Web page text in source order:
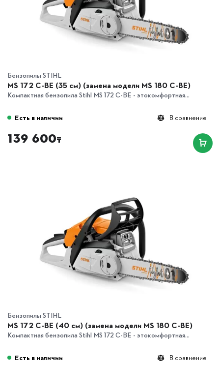
Бензопилы STIHL
MS 172 C-BE (35 см) (замена модели MS 180 C-BE)
Компактная бензопила Stihl MS 172 C-BE - этокомфортная...
В сравнение
Есть в наличии
139 600₸
Бензопилы STIHL
MS 172 C-BE (40 см) (замена модели MS 180 C-BE)
Компактная бензопила Stihl MS 172 C-BE - этокомфортная...
В сравнение
Есть в наличии